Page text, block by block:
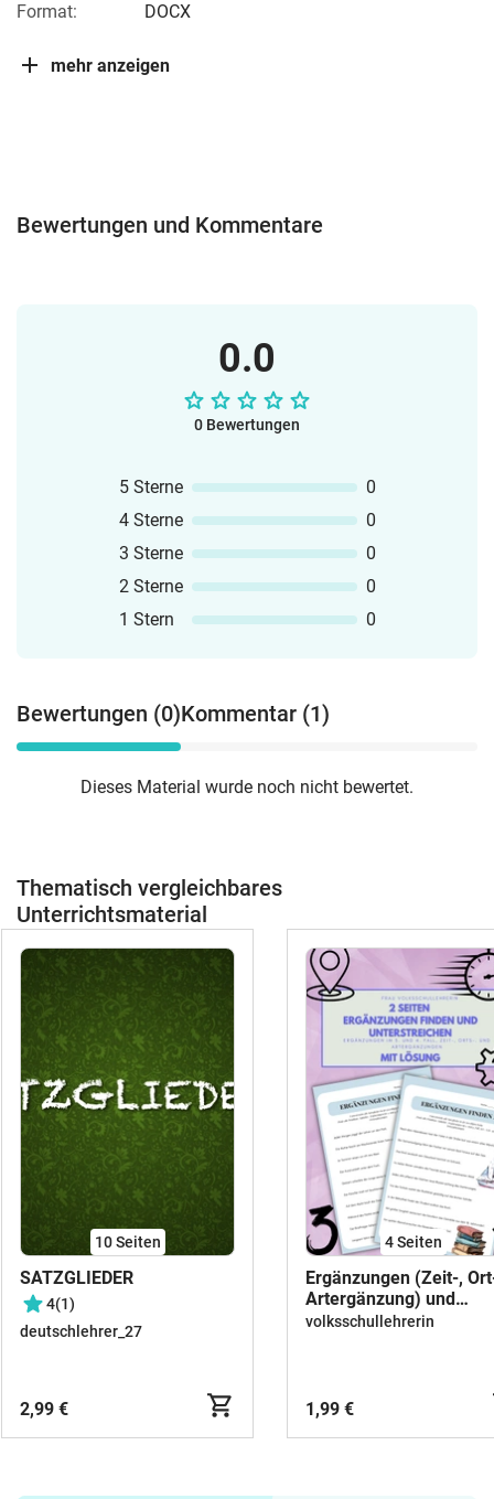
Format:
DOCX
mehr anzeigen
Bewertungen und Kommentare
0.0
0 Bewertungen
5 Sterne
0
4 Sterne
0
3 Sterne
0
2 Sterne
0
1 Stern
0
Bewertungen (0)Kommentar (1)
Dieses Material wurde noch nicht bewertet.
Thematisch vergleichbares
Unterrichtsmaterial
10Seiten
SATZGLIEDER
4(1)
deutschlehrer_27
2,99 €
4Seiten
Ergänzungen (Zeit-,
Artergänzung) und
Satzglieder bestimmen
volksschullehrerin
1,99 €